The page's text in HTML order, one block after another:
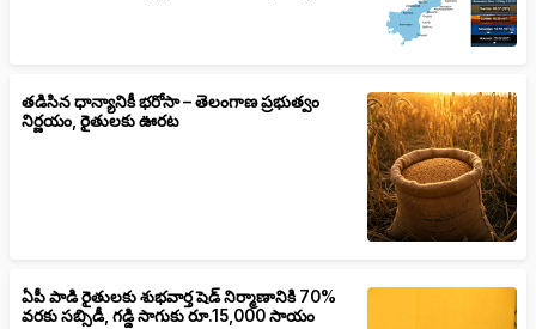
తడిసిన ధాన్యానికీ భరోసా – తెలంగాణ ప్రభుత్వం
నిర్ణయం, రైతులకు ఊరట
ఏపీ పాడి రైతులకు శుభవార్త షెడ్ నిర్మాణానికి 70%
వరకు సబ్సిడీ, గడ్డి సాగుకు రూ.15,000 సాయం